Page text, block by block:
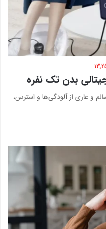
بدن تک نفره
و عاری از آلودگی‌ها و استرس،